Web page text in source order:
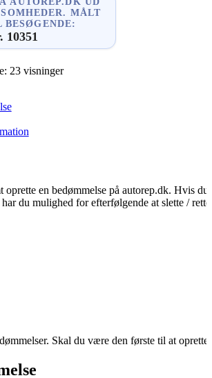
MÅLT
BESØGENDE:
10351
23 visninger
en bedømmelse på autorep.dk. Hvis du
du mulighed for efterfølgende at slette /
Skal du være den første til at oprette